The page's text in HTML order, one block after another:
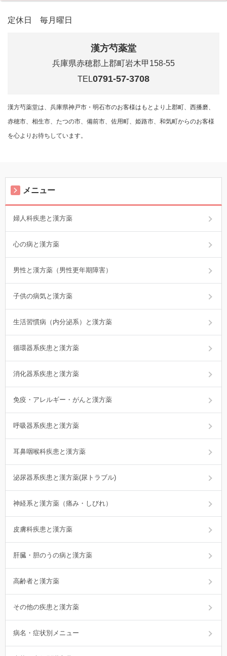
定休日 毎月曜日
漢方芍薬堂
兵庫県赤穂郡上郡町岩木甲158-55
TEL0791-57-3708
漢方芍薬堂は、兵庫県神戸市・明石市のお客様はもとより上郡町、西播磨、
赤穂市、相生市、たつの市、備前市、佐用町、姫路市、和気町からのお客様
を心よりお待ちしています。
メニュー
婦人科疾患と漢方薬
心の病と漢方薬
男性と漢方薬（男性更年期障害）
子供の病気と漢方薬
生活習慣病（内分泌系）と漢方薬
循環器系疾患と漢方薬
消化器系疾患と漢方薬
免疫・アレルギー・がんと漢方薬
呼吸器系疾患と漢方薬
耳鼻咽喉科疾患と漢方薬
泌尿器系疾患と漢方薬(尿トラブル)
神経系と漢方薬（痛み・しびれ）
皮膚科疾患と漢方薬
肝臓・胆のうの病と漢方薬
高齢者と漢方薬
その他の疾患と漢方薬
病名・症状別メニュー